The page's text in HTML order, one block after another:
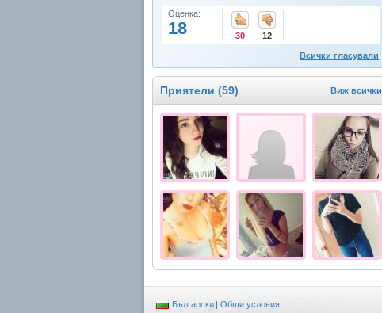
Оценка:
18 30 12
Всички гласували
Приятели (59) Виж всички
Български | Общи условия